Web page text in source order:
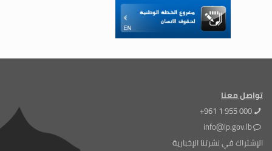
تواصل معنا
+961 1 955 000
info@lp.gov.lb
الإشتراك في نشرتنا الإخبارية